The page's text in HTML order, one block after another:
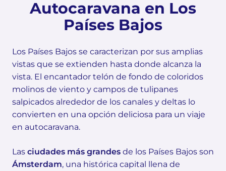
Autocaravana en Los
Países Bajos
Los Países Bajos se caracterizan por sus amplias
vistas que se extienden hasta donde alcanza la
vista. El encantador telón de fondo de coloridos
molinos de viento y campos de tulipanes
salpicados alrededor de los canales y deltas lo
convierten en una opción deliciosa para un viaje
en autocaravana.
Las ciudades más grandes de los Países Bajos son
Ámsterdam, una histórica capital llena de